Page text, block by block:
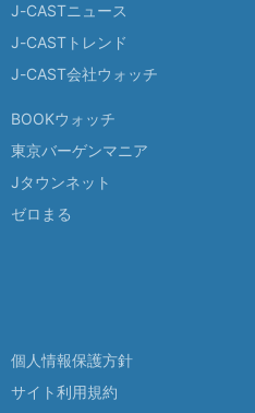
J-CASTニュース
J-CASTトレンド
J-CAST会社ウォッチ
BOOKウォッチ
東京バーゲンマニア
Jタウンネット
ゼロまる
個人情報保護方針
サイト利用規約